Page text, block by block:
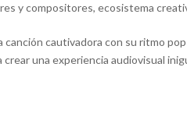
y compositores,ecosistema
canción cautivadora con su ritmo
una experiencia audiovisual